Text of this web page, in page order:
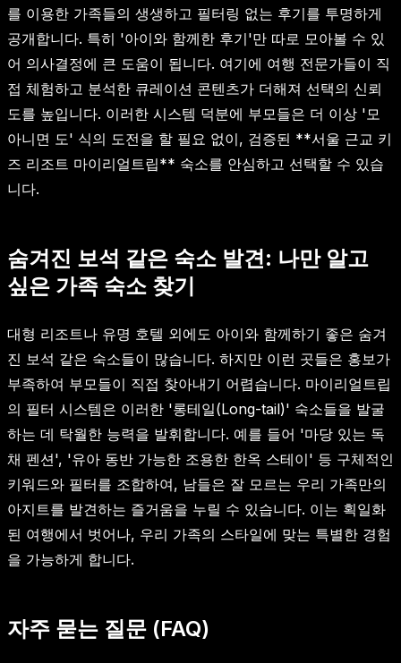
를 이용한 가족들의 생생하고 필터링 없는 후기를 투명하게
공개합니다. 특히 '아이와 함께한 후기'만 따로 모아볼 수 있
어 의사결정에 큰 도움이 됩니다. 여기에 여행 전문가들이 직
접 체험하고 분석한 큐레이션 콘텐츠가 더해져 선택의 신뢰
도를 높입니다. 이러한 시스템 덕분에 부모들은 더 이상 '모
아니면 도' 식의 도전을 할 필요 없이, 검증된 **서울 근교 키
즈 리조트 마이리얼트립** 숙소를 안심하고 선택할 수 있습
니다.
숨겨진 보석 같은 숙소 발견: 나만 알고
싶은 가족 숙소 찾기
대형 리조트나 유명 호텔 외에도 아이와 함께하기 좋은 숨겨
진 보석 같은 숙소들이 많습니다. 하지만 이런 곳들은 홍보가
부족하여 부모들이 직접 찾아내기 어렵습니다. 마이리얼트립
의 필터 시스템은 이러한 '롱테일(Long-tail)' 숙소들을 발굴
하는 데 탁월한 능력을 발휘합니다. 예를 들어 '마당 있는 독
채 펜션', '유아 동반 가능한 조용한 한옥 스테이' 등 구체적인
키워드와 필터를 조합하여, 남들은 잘 모르는 우리 가족만의
아지트를 발견하는 즐거움을 누릴 수 있습니다. 이는 획일화
된 여행에서 벗어나, 우리 가족의 스타일에 맞는 특별한 경험
을 가능하게 합니다.
자주 묻는 질문 (FAQ)